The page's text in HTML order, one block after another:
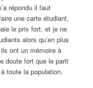
répondu il faut
une carte étudiant,
le prix fort, et je ne
alors qu’en plus
ont un mémoire à
doute fort que le parti
toute la population.